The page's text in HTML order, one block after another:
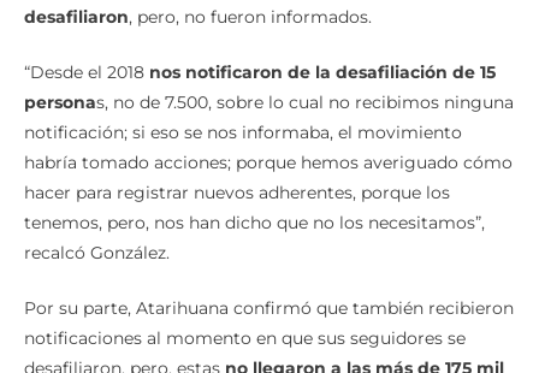
desafiliaron, pero, no fueron informados.
“Desde el 2018 nos notificaron de la desafiliación de 15
personas, no de 7.500, sobre lo cual no recibimos ninguna
notificación; si eso se nos informaba, el movimiento
habría tomado acciones; porque hemos averiguado cómo
hacer para registrar nuevos adherentes, porque los
tenemos, pero, nos han dicho que no los necesitamos”,
recalcó González.
Por su parte, Atarihuana confirmó que también recibieron
notificaciones al momento en que sus seguidores se
desafiliaron, pero, estas no llegaron a las más de 175 mil